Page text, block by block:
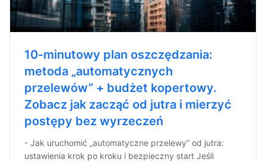
10-minutowy plan oszczędzania:
metoda „automatycznych
przelewów” + budżet kopertowy.
Zobacz jak zacząć od jutra i mierzyć
postępy bez wyrzeczeń
- Jak uruchomić „automatyczne przelewy” od jutra:
ustawienia krok po kroku i bezpieczny start Jeśli